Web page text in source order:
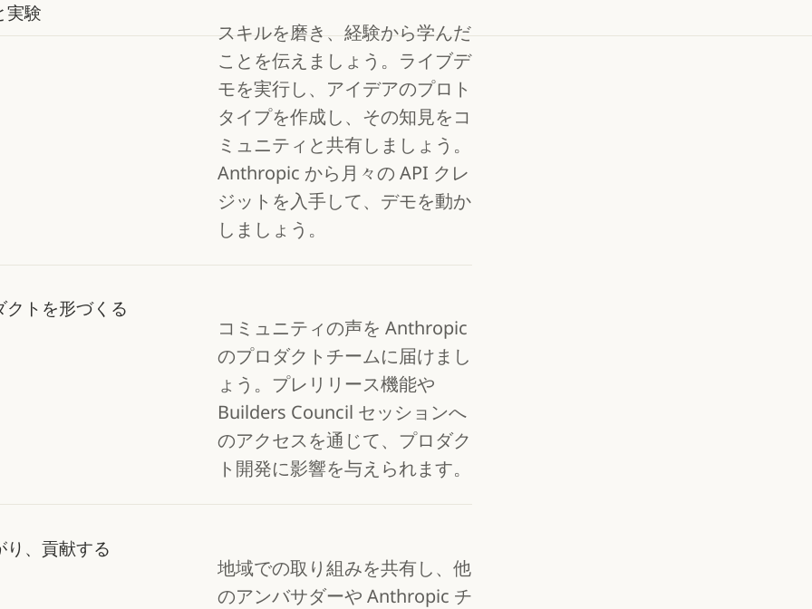
実験
スキルを磨き、経験から学んだ
ことを伝えましょう。ライブデ
モを実行し、アイデアのプロト
タイプを作成し、その知見をコ
ミュニティと共有しましょう。
Anthropic から月々の API クレ
ジットを入手して、デモを動か
しましょう。
クトを形づくる
コミュニティの声を Anthropic
のプロダクトチームに届けまし
ょう。プレリリース機能や
Builders Council セッションへ
のアクセスを通じて、プロダク
ト開発に影響を与えられます。
り、貢献する
地域での取り組みを共有し、他
のアンバサダーや Anthropic チ